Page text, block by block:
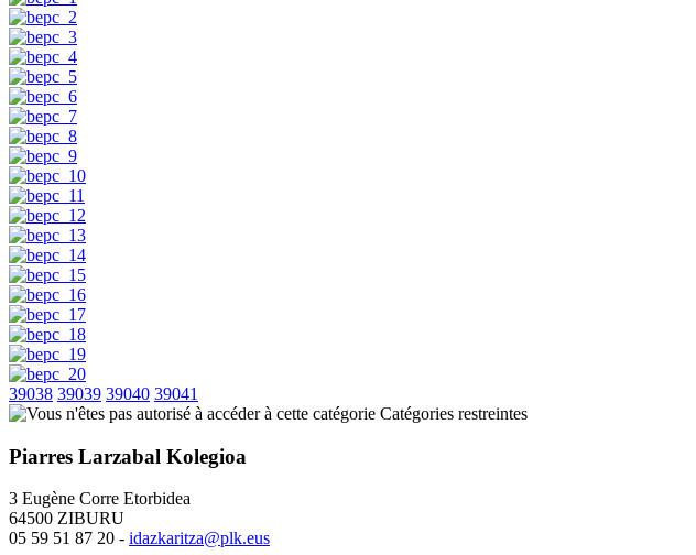
39038 39039 39040 39041
Catégories restreintes
Piarres Larzabal Kolegioa
3 Eugène Corre Etorbidea
64500 ZIBURU
05 59 51 87 20 - idazkaritza@plk.eus